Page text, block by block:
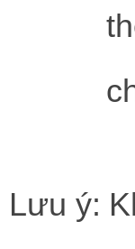
Lưu ý: